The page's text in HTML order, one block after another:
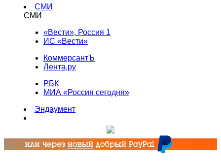
СМИ
СМИ
«Вести», Россия 1
ИС «Вести»
КоммерсантЪ
Лента.ру
РБК
МИА «Россия сегодня»
Эндаумент